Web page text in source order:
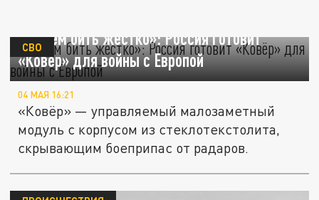
«Будем бить жёстко»: Россия готовит
«Ковёр» для войны с Европой
СВО
04 МАЯ 16:21
«Ковёр» — управляемый малозаметный
модуль с корпусом из стеклотекстолита,
скрывающим боеприпас от радаров.